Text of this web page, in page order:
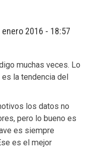
enero 2016 - 18:57
muchas veces. Lo
la tendencia del
los datos no
pero lo bueno es
es siempre
es el mejor